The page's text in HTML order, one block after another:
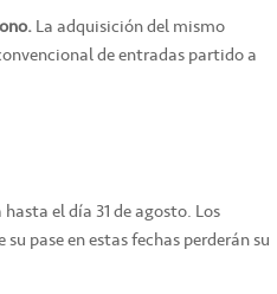
La adquisición del mismo
de entradas partido a
el día 31 de agosto. Los
pase en estas fechas perderán su